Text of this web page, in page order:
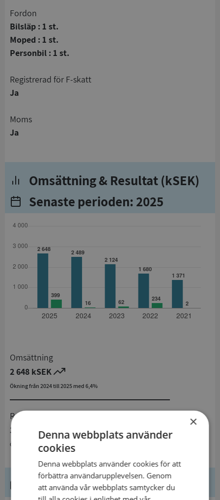
Fordon
Bilsläp : 1 st.
Moped : 1 st.
Personbil : 1 st.
registrerad för F-skatt
Ja
Moms
Ja
Omsättning & Resultat (kSEK)
Senaste perioden: 2025
Omsättning
2 648 kSEK
Ökning från 2024 till 2025 med 6,4%
Resultat
399 kSEK
Ökning från 2024 till 2025 med 2393,8%
Kontaktuppgifter
×
Denna webbplats använder
cookies
Denna webbplats använder cookies för att
förbättra användarupplevelsen. Genom
att använda vår webbplats samtycker du